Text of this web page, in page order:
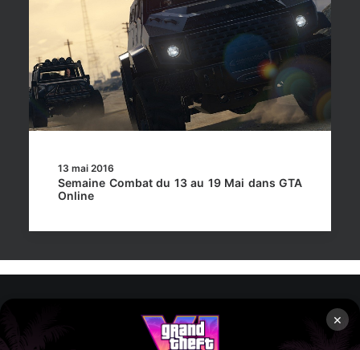
×
13 mai 2016
Semaine Combat du 13 au 19 Mai dans GTA
Online
Rockstar Mag’, Copyright © 2013-2026 – Tous droits réservés –